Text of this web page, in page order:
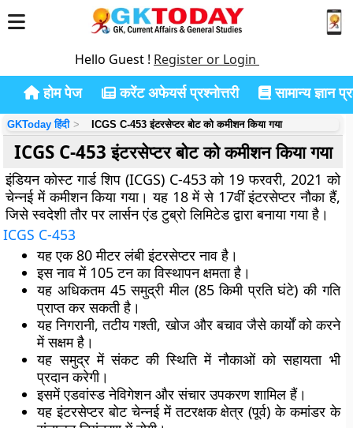
Hello Guest ! Register or Login
होम पेज करेंट अफेयर्स प्रश्नोत्तरी सामान्य ज्ञान
GKToday हिंदी ICGS C-453 इंटरसेप्टर बोट को कमीशन किया गया
ICGS C-453 इंटरसेप्टर बोट को कमीशन किया गया
इंडियन कोस्ट गार्ड शिप (ICGS) C-453 को 19 फरवरी, 2021 को
चेन्नई में कमीशन किया गया। यह 18 में से 17वीं इंटरसेप्टर नौका हैं,
जिसे स्वदेशी तौर पर लार्सन एंड टुब्रो लिमिटेड द्वारा बनाया गया है।
ICGS C-453
यह एक 80 मीटर लंबी इंटरसेप्टर नाव है।
इस नाव में 105 टन का विस्थापन क्षमता है।
यह अधिकतम 45 समुद्री मील (85 किमी प्रति घंटे) की गति
प्राप्त कर सकती है।
यह निगरानी, ​​तटीय गश्ती, खोज और बचाव जैसे कार्यों को करने
में सक्षम है।
यह समुद्र में संकट की स्थिति में नौकाओं को सहायता भी
प्रदान करेगी।
इसमें एडवांस्ड नेविगेशन और संचार उपकरण शामिल हैं।
यह इंटरसेप्टर बोट चेन्नई में तटरक्षक क्षेत्र (पूर्व) के कमांडर के